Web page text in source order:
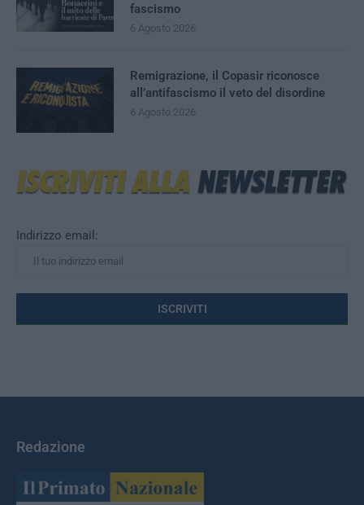
Indirizzo email:
fascismo
6 Agosto 2026
Remigrazione, il Copasir riconosce
all’antifascismo il veto del disordine
6 Agosto 2026
Redazione